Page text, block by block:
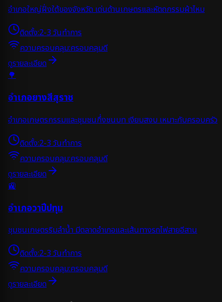
อำเภอใหญ่ฝั่งใต้ของจังหวัด เด่นด้านเกษตรและหัตถกรรมผ้าไหม
ติดตั้ง:2-3 วันทำการ
ความครอบคลุม:ครอบคลุมดี
ดูรายละเอียด
🌳
อำเภอยางสีสุราช
อำเภอเกษตรกรรมและชุมชนกึ่งชนบท เงียบสงบ เหมาะกับครอบครัว
ติดตั้ง:2-3 วันทำการ
ความครอบคลุม:ครอบคลุมดี
ดูรายละเอียด
🚉
อำเภอวาปีปทุม
ชุมชนเกษตรริมลำน้ำ มีตลาดอำเภอและเส้นทางรถไฟสายอีสาน
ติดตั้ง:2-3 วันทำการ
ความครอบคลุม:ครอบคลุมดี
ดูรายละเอียด